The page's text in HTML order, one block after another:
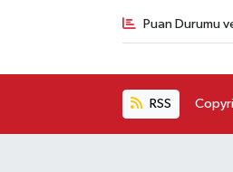
Puan Durumu
RSS